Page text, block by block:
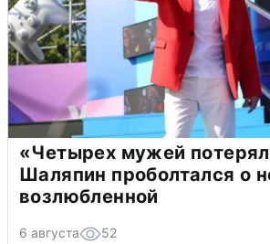
«Четырех мужей
Шаляпин проболтался о
возлюбленной
6 августа 52